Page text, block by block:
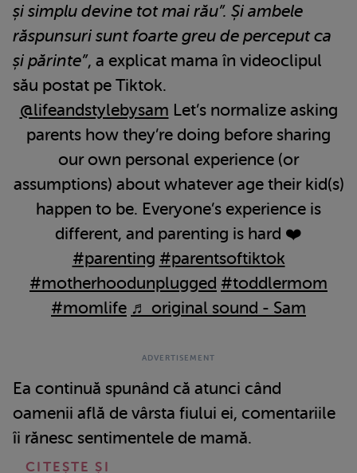
și simplu devine tot mai rău”. Și ambele
răspunsuri sunt foarte greu de perceput ca
și părinte”, a explicat mama în videoclipul
său postat pe Tiktok.
@lifeandstylebysam Let’s normalize asking
parents how they’re doing before sharing
our own personal experience (or
assumptions) about whatever age their kid(s)
happen to be. Everyone’s experience is
different, and parenting is hard ❤️
#parenting #parentsoftiktok
#motherhoodunplugged #toddlermom
#momlife ♬ original sound - Sam
Ea continuă spunând că atunci când
oamenii află de vârsta fiului ei, comentariile
îi rănesc sentimentele de mamă.